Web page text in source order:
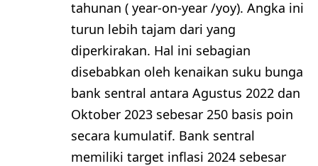
tahunan ( year-on-year /yoy). Angka ini
turun lebih tajam dari yang
diperkirakan. Hal ini sebagian
disebabkan oleh kenaikan suku bunga
bank sentral antara Agustus 2022 dan
Oktober 2023 sebesar 250 basis poin
secara kumulatif. Bank sentral
memiliki target inflasi 2024 sebesar